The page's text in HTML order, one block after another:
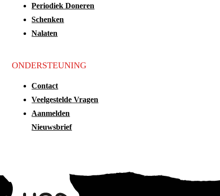
Periodiek Doneren
Schenken
Nalaten
ONDERSTEUNING
Contact
Veelgestelde Vragen
Aanmelden
Nieuwsbrief